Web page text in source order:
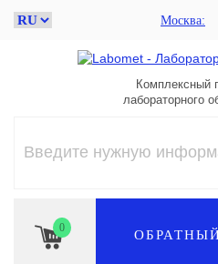
Москва
Комплексный
лабораторного
0